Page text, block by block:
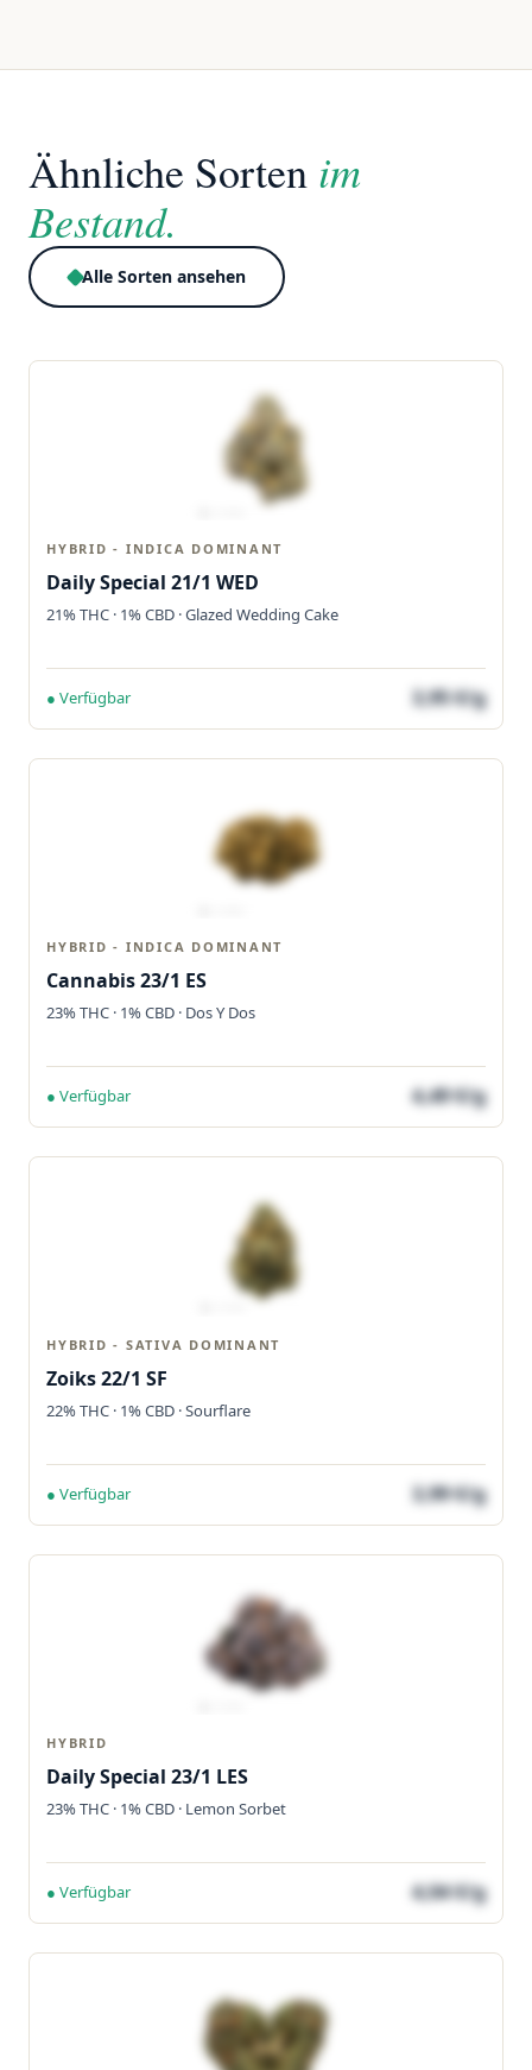
Ähnliche Sorten im
Bestand.
Alle Sorten ansehen
HYBRID - INDICA DOMINANT
Daily Special 21/1 WED
21% THC · 1% CBD · Glazed Wedding Cake
● Verfügbar 3,95 €/g
HYBRID - INDICA DOMINANT
Cannabis 23/1 ES
23% THC · 1% CBD · Dos Y Dos
● Verfügbar 4,49 €/g
HYBRID - SATIVA DOMINANT
Zoiks 22/1 SF
22% THC · 1% CBD · Sourflare
● Verfügbar 3,99 €/g
HYBRID
Daily Special 23/1 LES
23% THC · 1% CBD · Lemon Sorbet
● Verfügbar 4,04 €/g